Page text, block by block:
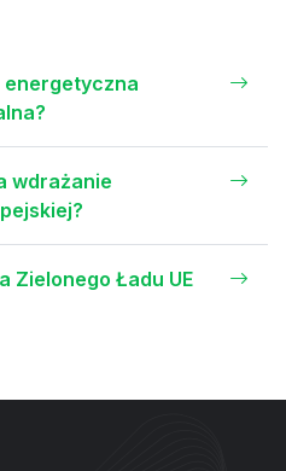
energetyczna
wdrażanie
Zielonego Ładu UE